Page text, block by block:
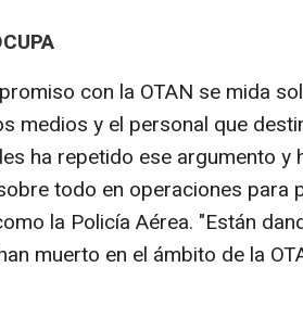
con la OTAN se mida
medios y el personal que
ha repetido ese argumento y
todo en operaciones para
la Policía Aérea. "Están
muerto en el ámbito de la